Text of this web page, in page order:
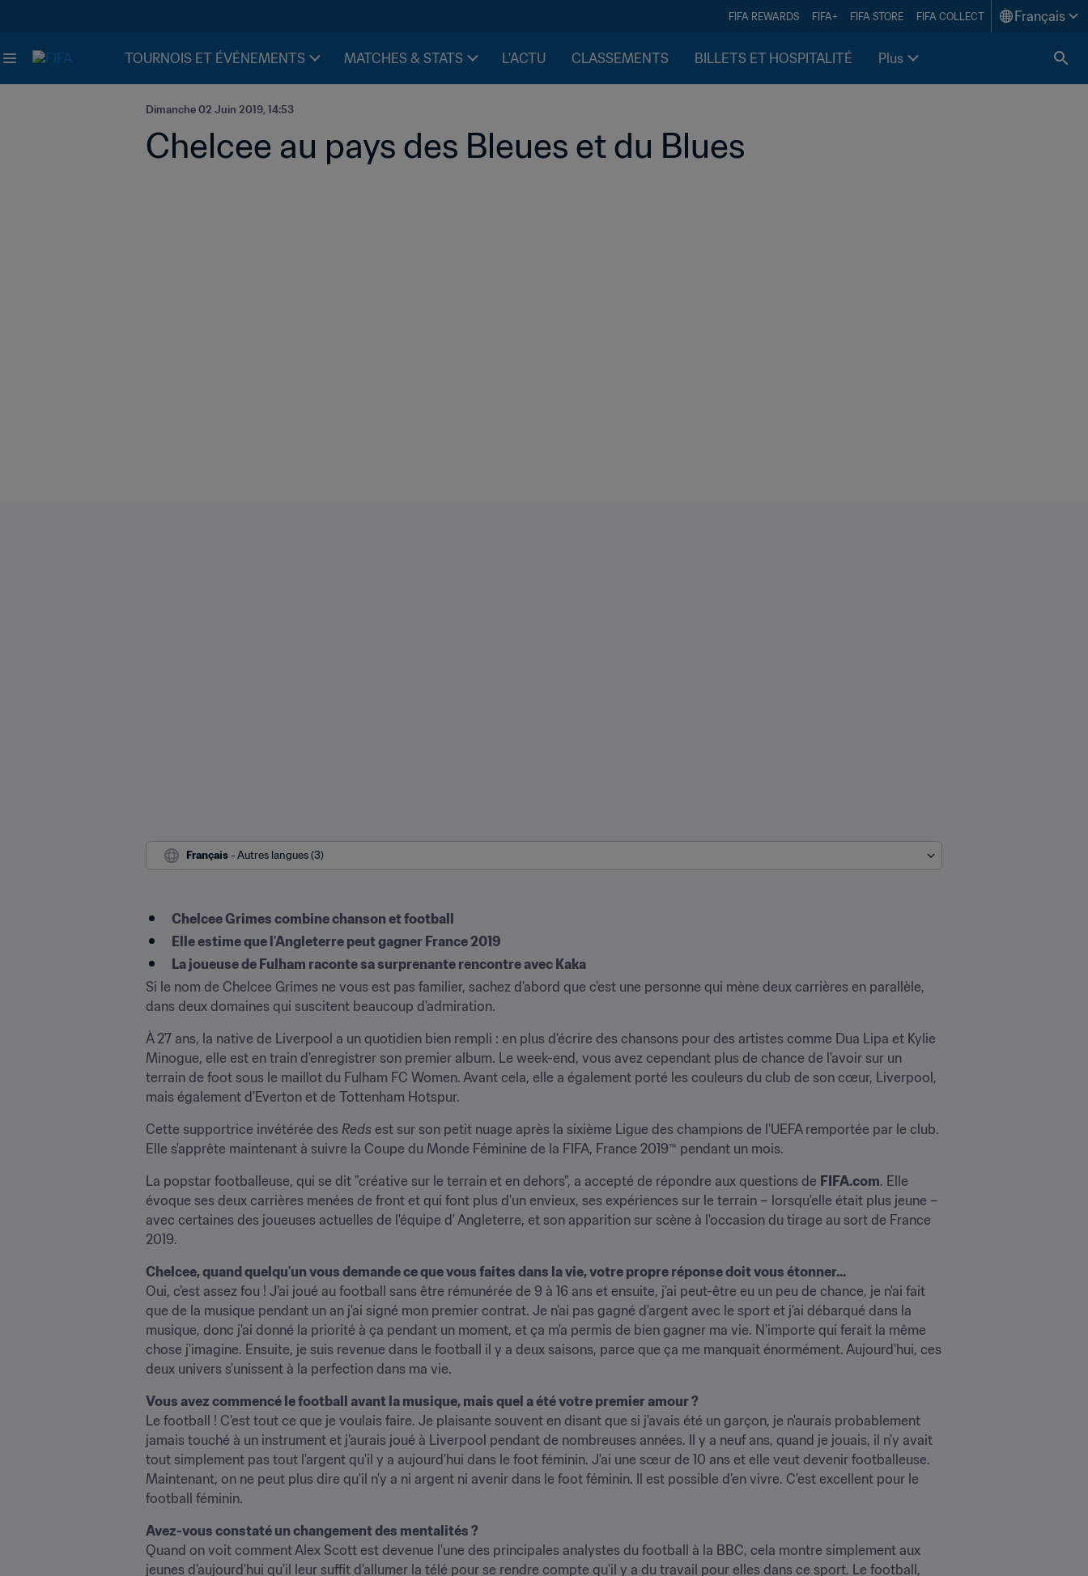
FIFA REWARDS FIFA+ FIFA STORE FIFA COLLECT Français
TOURNOIS ET ÉVÉNEMENTS MATCHES & STATS L'ACTU CLASSEMENTS BILLETS ET HOSPITALITÉ Plus
Dimanche 02 Juin 2019, 14:53
Chelcee au pays des Bleues et du Blues
Français - Autres langues (3)
Chelcee Grimes combine chanson et football
Elle estime que l'Angleterre peut gagner France 2019
La joueuse de Fulham raconte sa surprenante rencontre avec Kaka
Si le nom de Chelcee Grimes ne vous est pas familier, sachez d'abord que c'est une personne qui mène deux carrières en parallèle,
dans deux domaines qui suscitent beaucoup d'admiration.
À 27 ans, la native de Liverpool a un quotidien bien rempli : en plus d'écrire des chansons pour des artistes comme Dua Lipa et Kylie
Minogue, elle est en train d'enregistrer son premier album. Le week-end, vous avez cependant plus de chance de l'avoir sur un
terrain de foot sous le maillot du Fulham FC Women. Avant cela, elle a également porté les couleurs du club de son cœur, Liverpool,
mais également d'Everton et de Tottenham Hotspur.
Cette supportrice invétérée des Reds est sur son petit nuage après la sixième Ligue des champions de l'UEFA remportée par le club.
Elle s'apprête maintenant à suivre la Coupe du Monde Féminine de la FIFA, France 2019™ pendant un mois.
La popstar footballeuse, qui se dit "créative sur le terrain et en dehors", a accepté de répondre aux questions de FIFA.com. Elle
évoque ses deux carrières menées de front et qui font plus d'un envieux, ses expériences sur le terrain – lorsqu'elle était plus jeune –
avec certaines des joueuses actuelles de l'équipe d' Angleterre, et son apparition sur scène à l'occasion du tirage au sort de France
2019.
Chelcee, quand quelqu'un vous demande ce que vous faites dans la vie, votre propre réponse doit vous étonner...
Oui, c'est assez fou ! J'ai joué au football sans être rémunérée de 9 à 16 ans et ensuite, j'ai peut-être eu un peu de chance, je n'ai fait
que de la musique pendant un an j'ai signé mon premier contrat. Je n'ai pas gagné d'argent avec le sport et j'ai débarqué dans la
musique, donc j'ai donné la priorité à ça pendant un moment, et ça m'a permis de bien gagner ma vie. N'importe qui ferait la même
chose j'imagine. Ensuite, je suis revenue dans le football il y a deux saisons, parce que ça me manquait énormément. Aujourd'hui, ces
deux univers s'unissent à la perfection dans ma vie.
Vous avez commencé le football avant la musique, mais quel a été votre premier amour ?
Le football ! C'est tout ce que je voulais faire. Je plaisante souvent en disant que si j'avais été un garçon, je n'aurais probablement
jamais touché à un instrument et j'aurais joué à Liverpool pendant de nombreuses années. Il y a neuf ans, quand je jouais, il n'y avait
tout simplement pas tout l'argent qu'il y a aujourd'hui dans le foot féminin. J'ai une sœur de 10 ans et elle veut devenir footballeuse.
Maintenant, on ne peut plus dire qu'il n'y a ni argent ni avenir dans le foot féminin. Il est possible d'en vivre. C'est excellent pour le
football féminin.
Avez-vous constaté un changement des mentalités ?
Quand on voit comment Alex Scott est devenue l'une des principales analystes du football à la BBC, cela montre simplement aux
jeunes d'aujourd'hui qu'il leur suffit d'allumer la télé pour se rendre compte qu'il y a du travail pour elles dans ce sport. Le football,